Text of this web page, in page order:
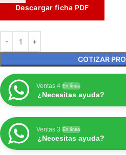
Descargar ficha PDF
COTIZAR
Ventas 4 En línea
¿Necesitas ayuda?
Ventas 3 En línea
¿Necesitas ayuda?